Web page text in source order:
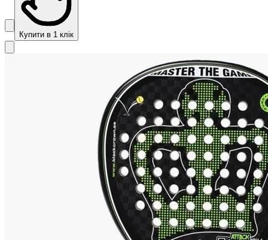
Купити в 1 клік